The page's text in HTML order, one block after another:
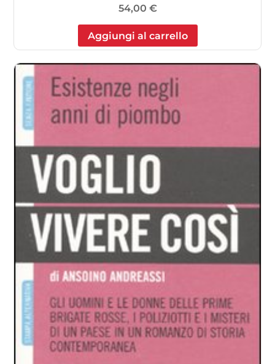
54,00 €
Aggiungi al carrello